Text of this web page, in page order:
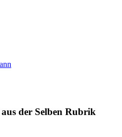
der Selben Rubrik